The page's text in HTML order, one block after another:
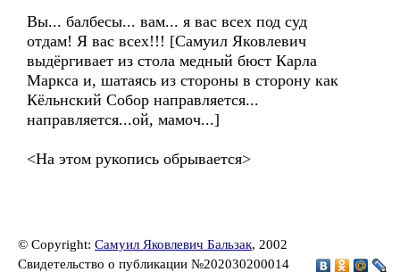
Вы... балбесы... вам... я вас всех под суд
отдам! Я вас всех!!! [Самуил Яковлевич
выдёргивает из стола медный бюст Карла
Маркса и, шатаясь из стороны в сторону как
Кёльнский Собор направляется...
направляется...ой, мамоч...]
<На этом рукопись обрывается>
© Copyright: Самуил Яковлевич Бальзак, 2002
Свидетельство о публикации №202030200014